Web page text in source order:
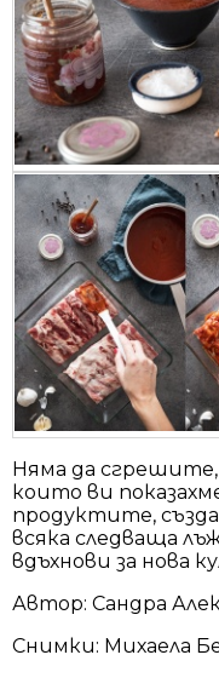
Няма да
които ви
продуктите,
всяка следваща
вдъхнови за нова
Автор: Сандра
Снимки: Михаела